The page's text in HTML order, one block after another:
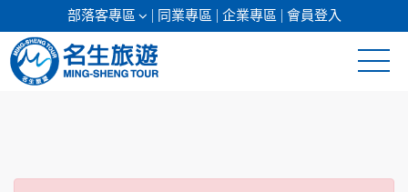
部落客專區 同業專區 企業專區 會員登入